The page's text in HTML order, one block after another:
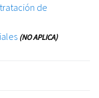
de
(NO APLICA)